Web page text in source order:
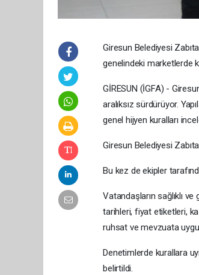
Giresun Belediyesi
genelindeki marketlerde
GİRESUN (İGFA) -
aralıksız sürdürüyor.
genel hijyen kuralları
Giresun Belediyesi
Bu kez de ekipler
Vatandaşların sağlıklı
tarihleri, fiyat etiketleri,
ruhsat ve mevzuata
Denetimlerde kurallara
belirtildi.